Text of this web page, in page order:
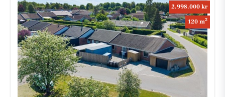
2.998.000 kr
120 m2